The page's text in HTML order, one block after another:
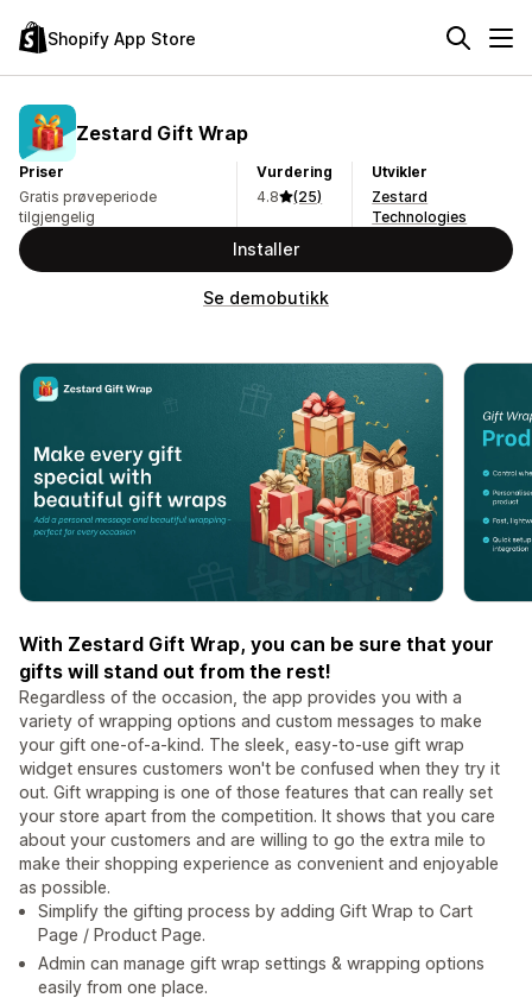
Shopify App Store
Zestard Gift Wrap
Priser
Gratis prøveperiode
tilgjengelig
Vurdering
4.8
(25)
Utvikler
Zestard
Technologies
Installer
Se demobutikk
With Zestard Gift Wrap, you can be sure that your
gifts will stand out from the rest!
Regardless of the occasion, the app provides you with a
variety of wrapping options and custom messages to make
your gift one-of-a-kind. The sleek, easy-to-use gift wrap
widget ensures customers won't be confused when they try it
out. Gift wrapping is one of those features that can really set
your store apart from the competition. It shows that you care
about your customers and are willing to go the extra mile to
make their shopping experience as convenient and enjoyable
as possible.
Simplify the gifting process by adding Gift Wrap to Cart
Page / Product Page.
Admin can manage gift wrap settings & wrapping options
easily from one place.